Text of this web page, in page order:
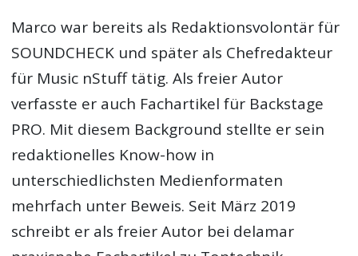
Marco war bereits als Redaktionsvolontär für
SOUNDCHECK und später als Chefredakteur
für Music nStuff tätig. Als freier Autor
verfasste er auch Fachartikel für Backstage
PRO. Mit diesem Background stellte er sein
redaktionelles Know-how in
unterschiedlichsten Medienformaten
mehrfach unter Beweis. Seit März 2019
schreibt er als freier Autor bei delamar